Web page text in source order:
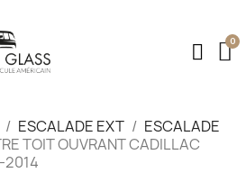
ESCALADE EXT
ESCALADE
TOIT OUVRANT CADILLAC
2014